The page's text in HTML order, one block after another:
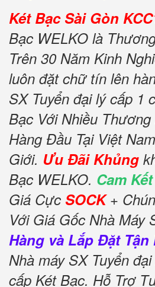
Két Bạc Sài Gòn
Bạc WELKO là
Trên 30 Năm Kinh
luôn đặt chữ tín lên
SX Tuyển đại lý cấp 1
Bạc Với Nhiều
Hàng Đầu Tại Việt
Giới. Ưu Đãi Khủng
Bạc WELKO. Cam
Giá Cực SOCK+
Với Giá Gốc Nhà Máy
Hàng và Lắp Đặt
Nhà máy SX Tuyển
cấp Két Bạc. Hỗ Trợ